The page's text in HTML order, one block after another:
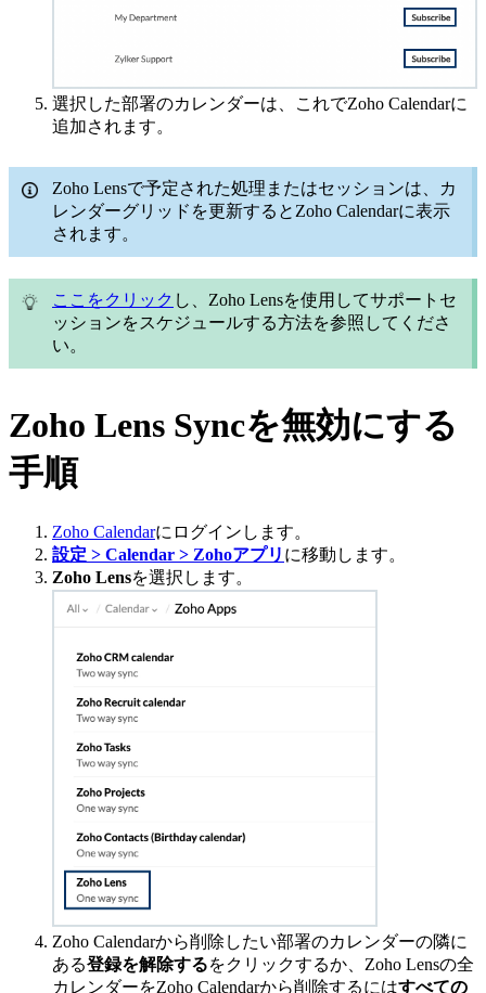
選択した部署のカレンダーは、これでZoho Calendarに
追加されます。
Zoho Lensで予定された処理またはセッションは、カ
レンダーグリッドを更新するとZoho Calendarに表示
されます。
ここをクリック し、Zoho Lensを使用してサポートセ
ッションをスケジュールする方法を参照してくださ
い。
Zoho Lens Syncを無効にする
手順
Zoho Calendarにログインします。
設定 > Calendar > Zohoアプリ に移動します。
Zoho Lensを選択します。
Zoho Calendarから削除したい部署のカレンダーの隣に
ある登録を解除するをクリックするか、Zoho Lensの全
カレンダーをZoho Calendarから削除するにはすべての